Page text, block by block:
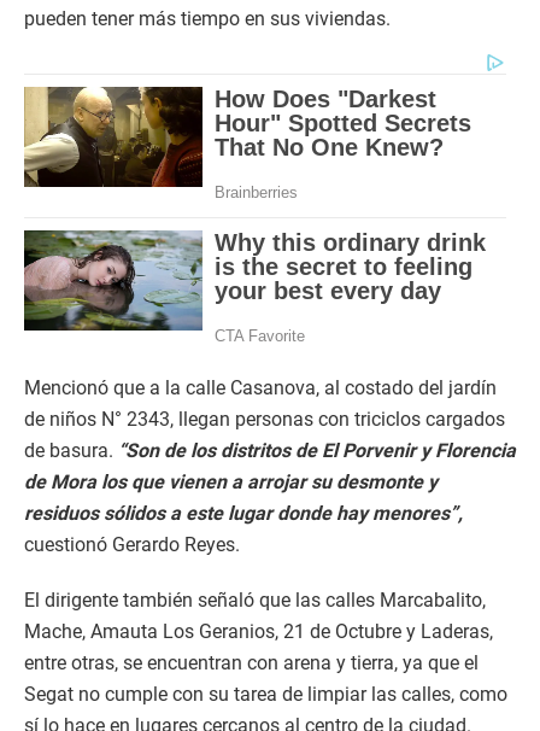
pueden tener más tiempo en sus viviendas.
Mencionó que a la calle Casanova, al costado del jardín
de niños N° 2343, llegan personas con triciclos cargados
de basura. “Son de los distritos de El Porvenir y Florencia
de Mora los que vienen a arrojar su desmonte y
residuos sólidos a este lugar donde hay menores”,
cuestionó Gerardo Reyes.
El dirigente también señaló que las calles Marcabalito,
Mache, Amauta Los Geranios, 21 de Octubre y Laderas,
entre otras, se encuentran con arena y tierra, ya que el
Segat no cumple con su tarea de limpiar las calles, como
sí lo hace en lugares cercanos al centro de la ciudad.